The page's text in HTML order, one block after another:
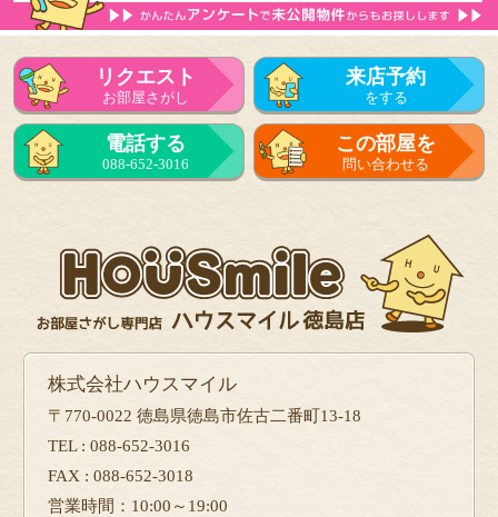
リクエスト
お部屋さがし
来店予約
をする
電話する
088-652-3016
この部屋を
問い合わせる
株式会社ハウスマイル
〒770-0022 徳島県徳島市佐古二番町13-18
TEL : 088-652-3016
FAX : 088-652-3018
営業時間：10:00～19:00